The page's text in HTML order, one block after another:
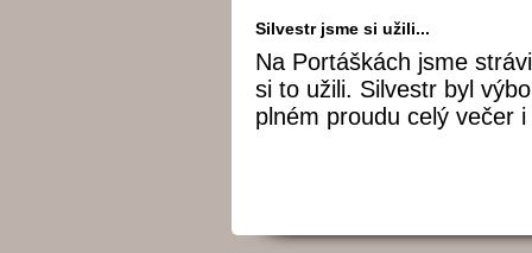
Silvestr jsme si užili...
Na Portáškách jsme
si to užili. Silvestr byl
plném proudu celý večer